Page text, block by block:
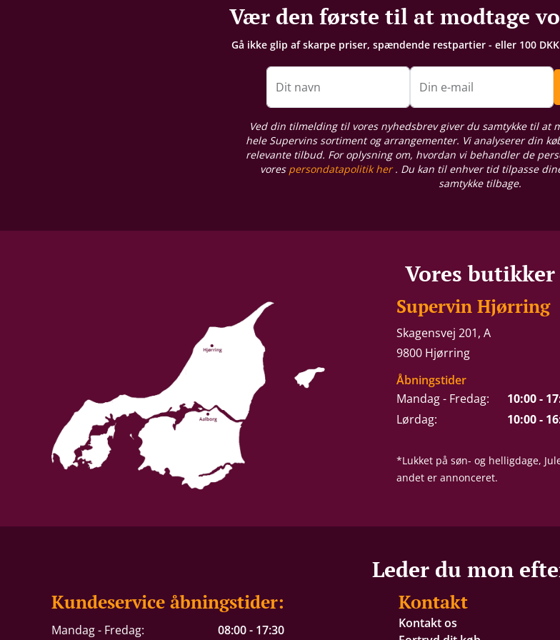
Vær den første til at modtage
Gå ikke glip af skarpe priser, spændende restpartier - eller 100
Dit navn Din e-mail
Ved din tilmelding til vores nyhedsbrev giver du samtykke til at
hele Supervins sortiment og arrangementer. Vi analyserer din
relevante tilbud. For oplysning om, hvordan vi behandler de
vores persondatapolitik her. Du kan til enhver tid tilpasse
samtykke tilbage.
Vores butikker
Supervin Hjørring
Skagensvej 201, A
9800 Hjørring
Åbningstider
Mandag - Fredag:
10:00 -
Lørdag:
10:00 -
*Lukket på søn- og helligdage,
andet er annonceret.
Leder du mon
Kundeservice åbningstider:
Mandag - Fredag: 08:00 - 17:30
Kontakt
Kontakt os